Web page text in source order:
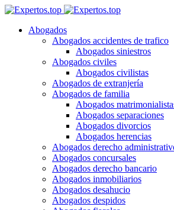
Abogados
Abogados accidentes de trafico
Abogados siniestros
Abogados civiles
Abogados civilistas
Abogados de extranjería
Abogados de familia
Abogados
Abogados separaciones
Abogados divorcios
Abogados herencias
Abogados derecho
Abogados concursales
Abogados derecho bancario
Abogados inmobiliarios
Abogados desahucio
Abogados despidos